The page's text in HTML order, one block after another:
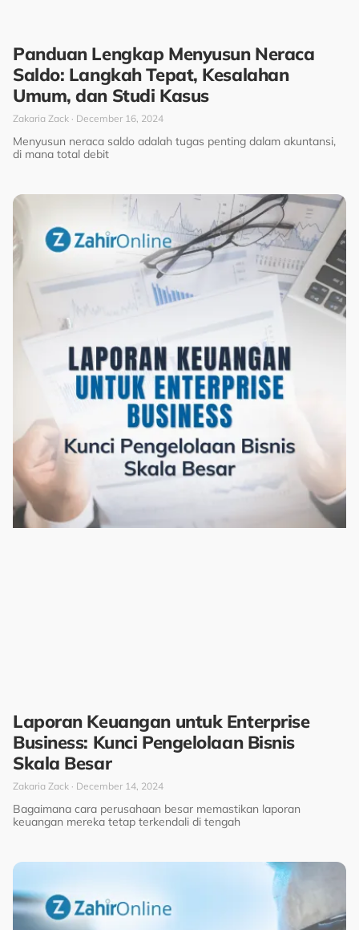
Panduan Lengkap Menyusun Neraca
Saldo: Langkah Tepat, Kesalahan
Umum, dan Studi Kasus
Zakaria Zack December 16, 2024
Menyusun neraca saldo adalah tugas penting dalam akuntansi,
di mana total debit
Laporan Keuangan untuk Enterprise
Business: Kunci Pengelolaan Bisnis
Skala Besar
Zakaria Zack December 14, 2024
Bagaimana cara perusahaan besar memastikan laporan
keuangan mereka tetap terkendali di tengah